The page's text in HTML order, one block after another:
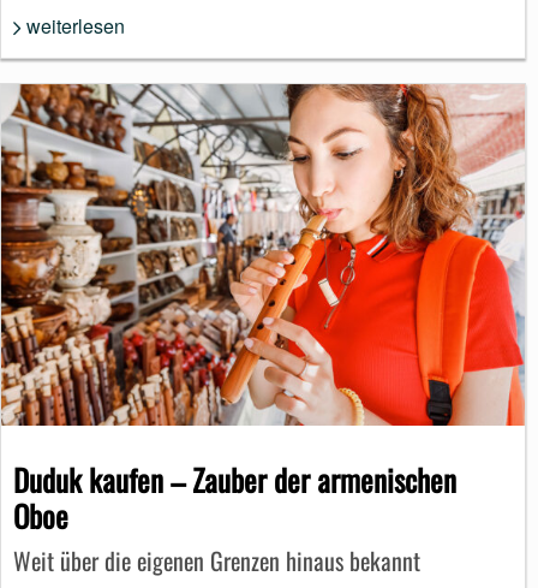
weiterlesen
Duduk kaufen – Zauber der armenischen
Oboe
Weit über die eigenen Grenzen hinaus bekannt